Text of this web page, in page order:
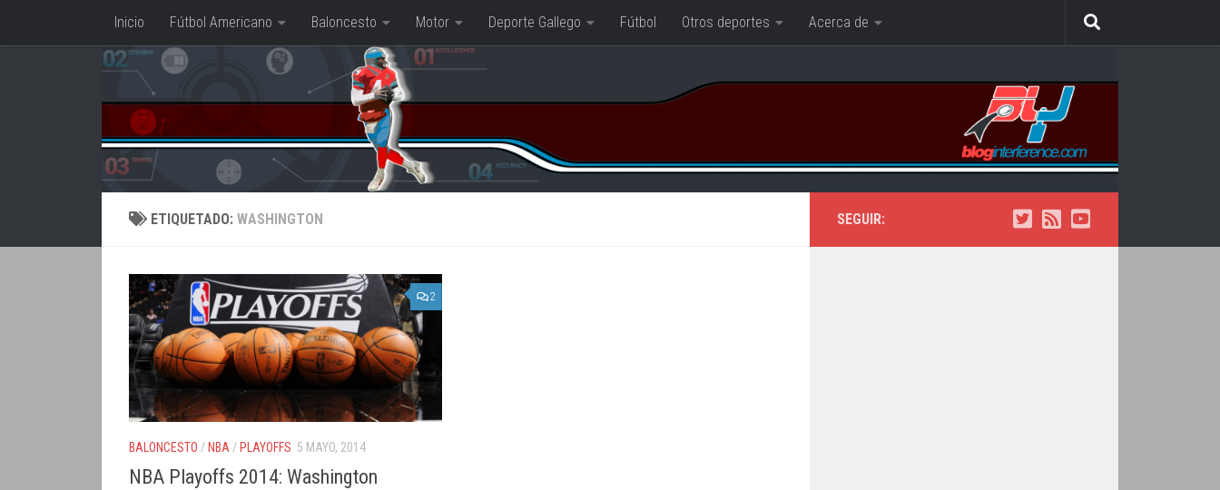
Saltar al contenido
Inicio Fútbol Americano Baloncesto Motor Deporte Gallego Fútbol Otros deportes Acerca de
ETIQUETADO: WASHINGTON
2
BALONCESTO / NBA/ PLAYOFFS 5 MAYO, 2014
NBA Playoffs 2014: Washington
SEGUIR: